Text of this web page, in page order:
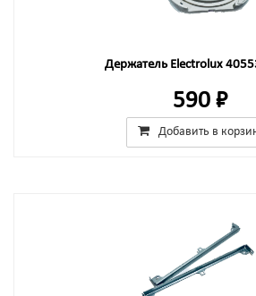
Держатель Electrolux
590 ₽
Добавить в